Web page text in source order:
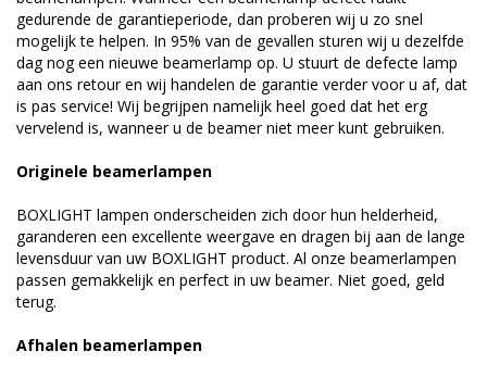
gedurende de garantieperiode, dan proberen wij u zo snel
mogelijk te helpen. In 95% van de gevallen sturen wij u dezelfde
dag nog een nieuwe beamerlamp op. U stuurt de defecte lamp
aan ons retour en wij handelen de garantie verder voor u af, dat
is pas service! Wij begrijpen namelijk heel goed dat het erg
vervelend is, wanneer u de beamer niet meer kunt gebruiken.
Originele beamerlampen
BOXLIGHT lampen onderscheiden zich door hun helderheid,
garanderen een excellente weergave en dragen bij aan de lange
levensduur van uw BOXLIGHT product. Al onze beamerlampen
passen gemakkelijk en perfect in uw beamer. Niet goed, geld
terug.
Afhalen beamerlampen